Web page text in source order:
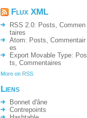
Flux XML
RSS 2.0: Posts Commen
taires
Atom: Posts Commentair
es
Export Movable Type: Pos
ts Commentaires
More on RSS
Liens
Bonnet d'âne
Contrepoints